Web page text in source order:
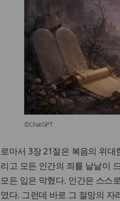
©ChatGPT
로마서 3장 21절은 복음의 위
리고 모든 인간의 죄를 낱낱이
모든 입은 막혔다. 인간은 스스
였다. 그런데 바로 그 절망의 자